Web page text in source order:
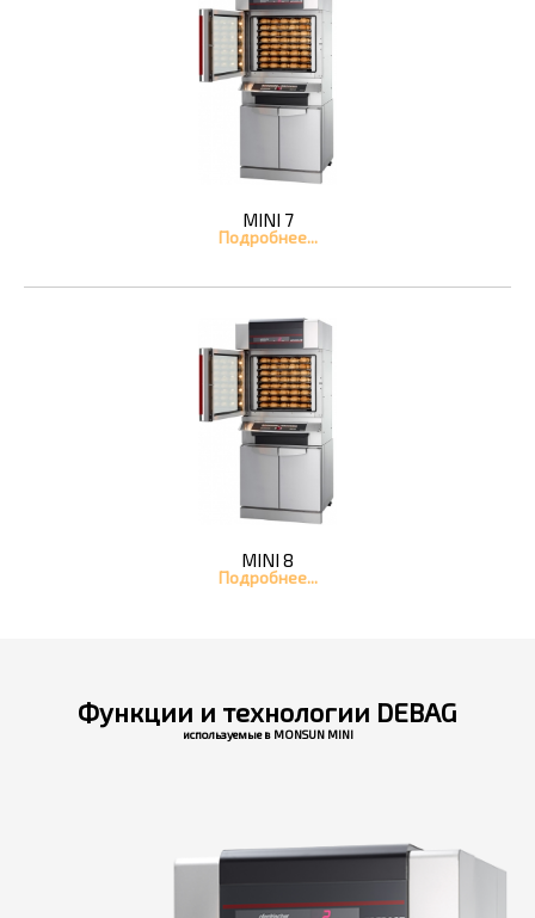
MINI 7
Подробнее...
MINI 8
Подробнее...
Функции и технологии DEBAG
используемые в MONSUN MINI